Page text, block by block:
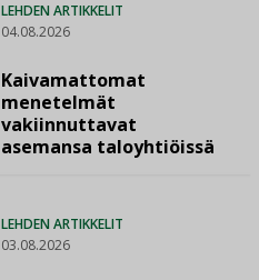
LEHDEN ARTIKKELIT
04.08.2026
Kaivamattomat
menetelmät
vakiinnuttavat
asemansa taloyhtiöissä
LEHDEN ARTIKKELIT
03.08.2026